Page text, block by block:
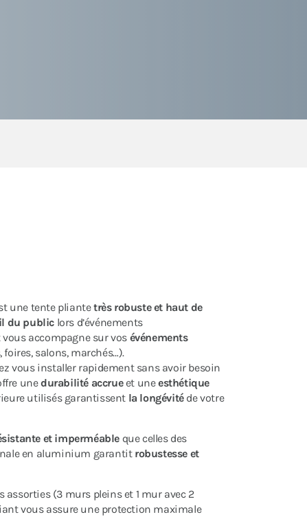
une tente pliantetrès robuste et haut de
du public lors d’événements
vous accompagne sur vos événements
salons, marchés…).
vous installer rapidement sans avoir besoin
unedurabilité accrueet uneesthétique
utilisés garantissent la longévitéde votre
et imperméable que celles des
en aluminium garantit robustesse et
assorties (3 murs pleins et 1 mur avec 2
vous assure une protection maximale